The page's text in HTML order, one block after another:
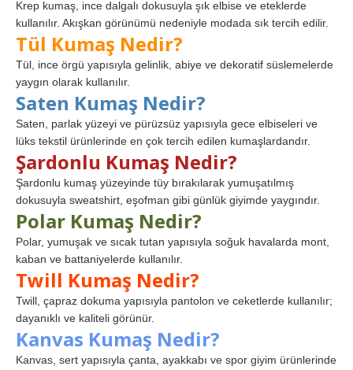
Krep kumaş, ince dalgalı dokusuyla şık elbise ve eteklerde
kullanılır. Akışkan görünümü nedeniyle modada sık tercih edilir.
Tül Kumaş Nedir?
Tül, ince örgü yapısıyla gelinlik, abiye ve dekoratif süslemelerde
yaygın olarak kullanılır.
Saten Kumaş Nedir?
Saten, parlak yüzeyi ve pürüzsüz yapısıyla gece elbiseleri ve
lüks tekstil ürünlerinde en çok tercih edilen kumaşlardandır.
Şardonlu Kumaş Nedir?
Şardonlu kumaş yüzeyinde tüy bırakılarak yumuşatılmış
dokusuyla sweatshirt, eşofman gibi günlük giyimde yaygındır.
Polar Kumaş Nedir?
Polar, yumuşak ve sıcak tutan yapısıyla soğuk havalarda mont,
kaban ve battaniyelerde kullanılır.
Twill Kumaş Nedir?
Twill, çapraz dokuma yapısıyla pantolon ve ceketlerde kullanılır;
dayanıklı ve kaliteli görünür.
Kanvas Kumaş Nedir?
Kanvas, sert yapısıyla çanta, ayakkabı ve spor giyim ürünlerinde